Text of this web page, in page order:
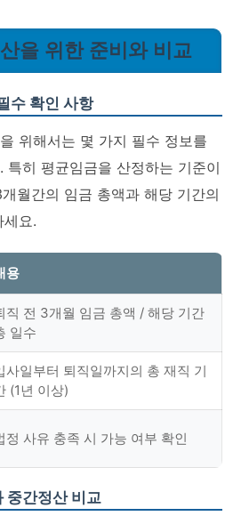
을 위한 준비와 비교
수 확인 사항
위해서는 몇 가지 필수 정보를
특히 평균임금을 산정하는 기준이
월간의 임금 총액과 해당 기간의
요.
용
직 전 3개월 임금 총액 / 해당 기간
일수
사일부터 퇴직일까지의 총 재직 기
(1년 이상)
정 사유 충족 시 가능 여부 확인
중간정산 비교